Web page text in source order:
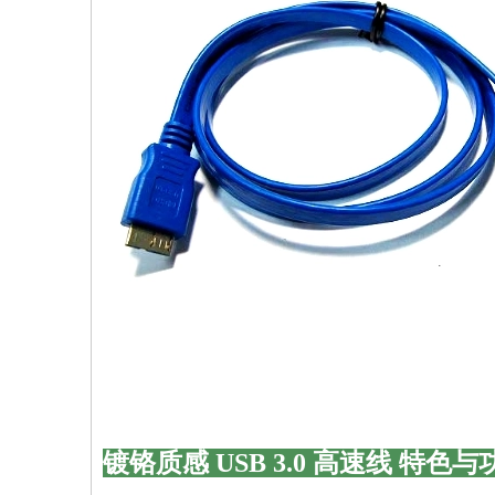
镀铬质感 USB 3.0 高速线 特色与